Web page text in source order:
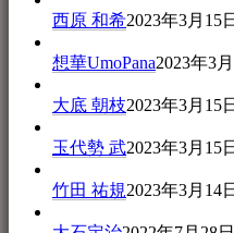
西原 和希2023年3月15
想華UmoPana2023年3
大底 朝枝2023年3月15
玉代勢 武2023年3月15
竹田 祐規2023年3月14